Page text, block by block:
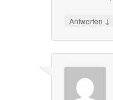
Antworten ↓